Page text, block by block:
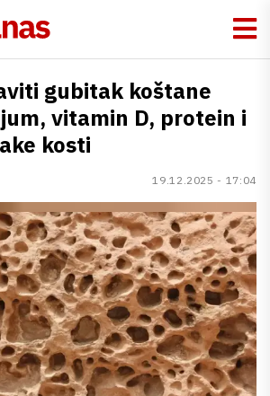
gubitak koštane
vitamin D, protein i
kosti
19.12.2025 - 17:04